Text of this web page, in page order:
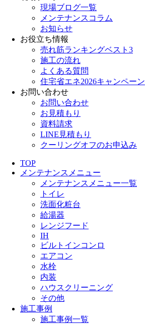
現場ブログ一覧
メンテナンスコラム
お知らせ
お役立ち情報
売れ筋ランキングベスト3
施工の流れ
よくある質問
住宅省エネ2026キャンペーン
お問い合わせ
お問い合わせ
お見積もり
資料請求
LINE見積もり
クーリングオフのお申込み
TOP
メンテナンスメニュー
メンテナンスメニュー一覧
トイレ
洗面化粧台
給湯器
レンジフード
IH
ビルトインコンロ
エアコン
水栓
内装
ハウスクリーニング
その他
施工事例
施工事例一覧